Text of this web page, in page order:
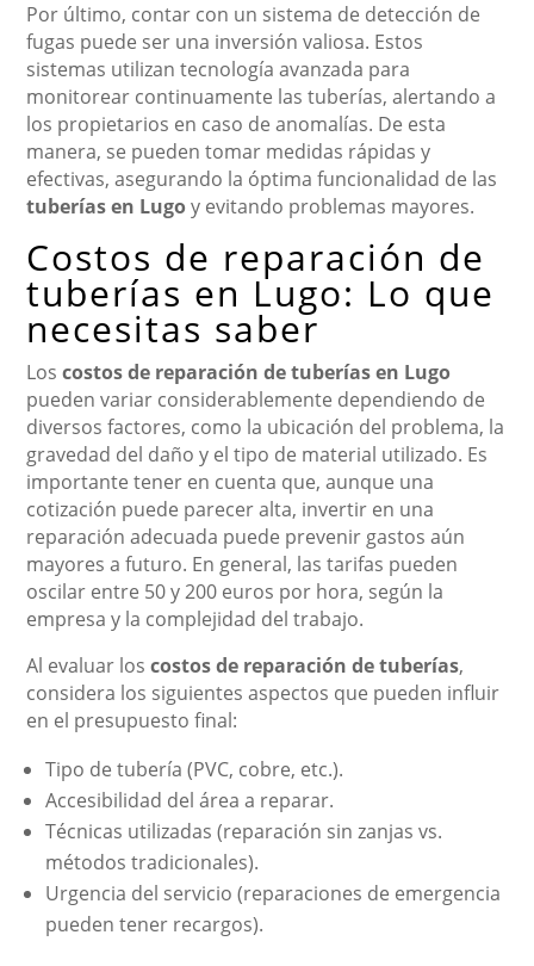
Por último, contar con un sistema de detección de
fugas puede ser una inversión valiosa. Estos
sistemas utilizan tecnología avanzada para
monitorear continuamente las tuberías, alertando a
los propietarios en caso de anomalías. De esta
manera, se pueden tomar medidas rápidas y
efectivas, asegurando la óptima funcionalidad de las
tuberías en Lugoy evitando problemas mayores.
Costos de reparación de
tuberías en Lugo: Lo que
necesitas saber
Loscostos de reparación de tuberías en Lugo
pueden variar considerablemente dependiendo de
diversos factores, como la ubicación del problema, la
gravedad del daño y el tipo de material utilizado. Es
importante tener en cuenta que, aunque una
cotización puede parecer alta, invertir en una
reparación adecuada puede prevenir gastos aún
mayores a futuro. En general, las tarifas pueden
oscilar entre 50 y 200 euros por hora, según la
empresa y la complejidad del trabajo.
Al evaluar loscostos de reparación de tuberías,
considera los siguientes aspectos que pueden influir
en el presupuesto final:
Tipo de tubería (PVC, cobre, etc.).
Accesibilidad del área a reparar.
Técnicas utilizadas (reparación sin zanjas vs.
métodos tradicionales).
Urgencia del servicio (reparaciones de emergencia
pueden tener recargos).